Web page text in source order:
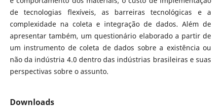
de tecnologias flexíveis, as barreiras tecnológicas e a
complexidade na coleta e integração de dados. Além de
apresentar também, um questionário elaborado a partir de
um instrumento de coleta de dados sobre a existência ou
não da indústria 4.0 dentro das indústrias brasileiras e suas
perspectivas sobre o assunto.
Downloads